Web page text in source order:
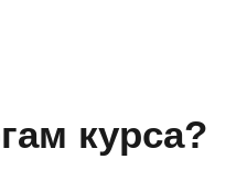
курса?